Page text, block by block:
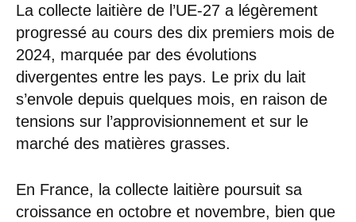
La collecte laitière de l’UE-27 a légèrement
progressé au cours des dix premiers mois de
2024, marquée par des évolutions
divergentes entre les pays. Le prix du lait
s’envole depuis quelques mois, en raison de
tensions sur l’approvisionnement et sur le
marché des matières grasses.
En France, la collecte laitière poursuit sa
croissance en octobre et novembre, bien que